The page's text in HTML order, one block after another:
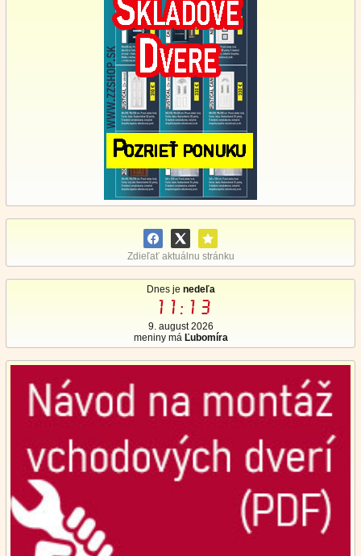
Zdieľať aktuálnu stránku
Dnes je nedeľa
11:13
9. august 2026
meniny má Ľubomíra